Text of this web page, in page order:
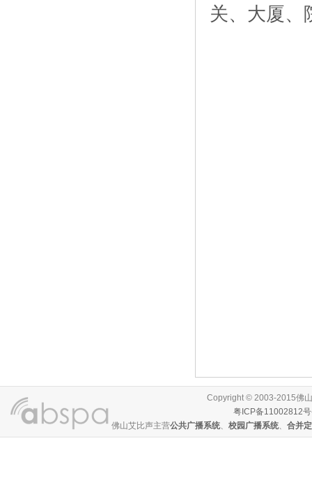
关、大厦、
Copyright © 2003-2015佛
粤ICP备11002812
佛山艾比声主营公共广播系统、 校园广播系统、 合并